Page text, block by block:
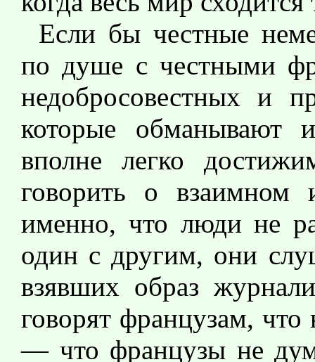
Если бы честные
по душе с честными
недобросовестных и
которые
вполне легко
говорить о взаимном
именно, что люди не
один с другим, они
взявших образ
говорят французам,
― что французы не